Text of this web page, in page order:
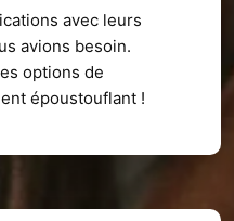
avec leurs
avions besoin.
options de
époustouflant !